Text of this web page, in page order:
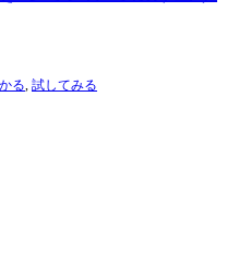
る 試してみる